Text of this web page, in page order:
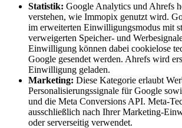
Statistik: Google Analytics und Ahrefs
verstehen, wie Immopix genutzt wird.
im erweiterten Einwilligungsmodus mit
verweigerten Speicher- und
Einwilligung können dabei cookielose
Google gesendet werden. Ahrefs wird
Einwilligung geladen.
Marketing: Diese Kategorie erlaubt
Personalisierungssignale für Google
und die Meta Conversions API. Meta-
ausschließlich nach Ihrer Marketing-
oder serverseitig verwendet.